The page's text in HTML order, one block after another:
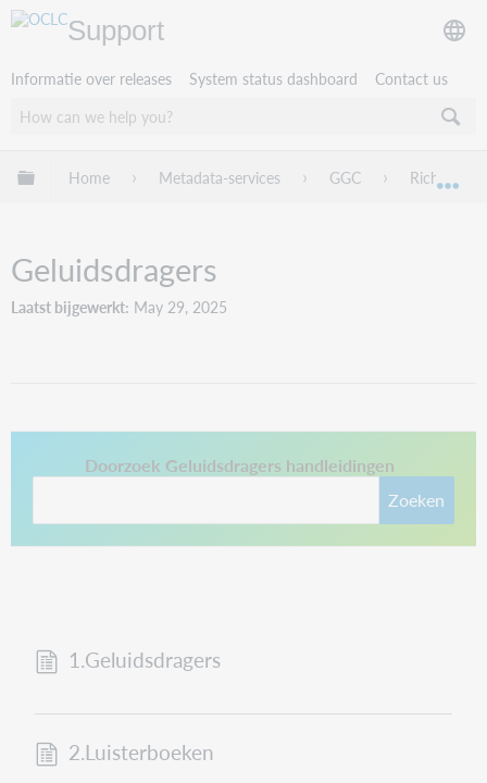
Support
Informatie over releases System status dashboard Contact us
Mondiale hiërarchie uitvouwen / samenvouwen
Home Metadata-services GGC Richtlijnen
Geluidsdragers
Laatst bijgewerkt May 29, 2025
Doorzoek Geluidsdragers handleidingen
Zoeken
This link opens in a new tab.
1.Geluidsdragers
2.Luisterboeken